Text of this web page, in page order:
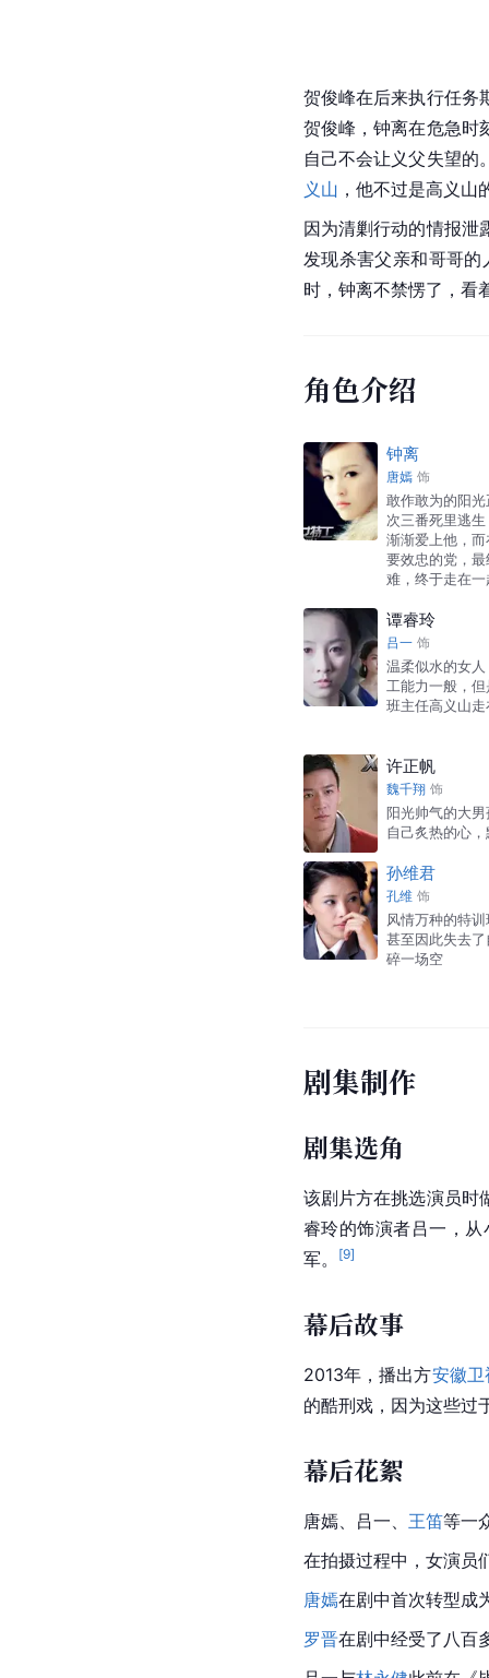
贺俊峰在后来执行任务
贺俊峰，钟离在危急时
自己不会让义父失望的
义山 ，他不过是高义
因为清剿行动的情报泄
发现杀害父亲和哥哥
时，钟离不禁愣了，看
角色介绍
钟离
唐嫣 饰
敢作敢为的阳
次三番死里逃
渐渐爱上他，
要效忠的党，
难，终于走在一
谭睿玲
吕一 饰
温柔似水的女
工能力一般，
班主任高义山
许正帆
魏千翔 饰
阳光帅气的大
自己炙热的心
孙维君
孔维 饰
风情万种的特
甚至因此失去
碎一场空
剧集制作
剧集选角
该剧片方在挑选演员时
睿玲的饰演者吕一 ，
军。
[9]
幕后故事
2013年，播出方安徽卫
的酷刑戏，因为这些过
幕后花絮
唐嫣、吕一、 王笛等一
在拍摄过程中，女演员
唐嫣在剧中首次转型成
罗晋在剧中经受了八百